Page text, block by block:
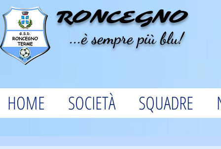
RONCEGNO
...è sempre più blu!
HOME SOCIETÀ SQUADRE